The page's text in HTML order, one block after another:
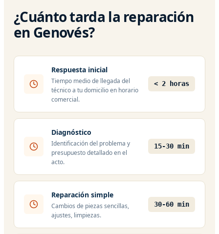
¿Cuánto tarda la reparación
en Genovés?
Respuesta inicial
Tiempo medio de llegada del
técnico a tu domicilio en horario
comercial.
< 2 horas
Diagnóstico
Identificación del problema y
presupuesto detallado en el
acto.
15-30 min
Reparación simple
Cambios de piezas sencillas,
ajustes, limpiezas.
30-60 min